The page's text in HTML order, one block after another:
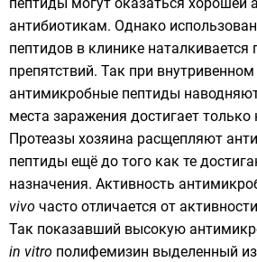
антибиотикам. Однако
пептидов в клинике наталкивается
препятствий. Так при
антимикробные пептиды
места заражения достигает только
Протеазы хозяина расщепляют
пептиды ещё до того как те
назначения. Активность
vivo часто отличается от
Так показавший высокую
in vitro полифемизин выделенный из